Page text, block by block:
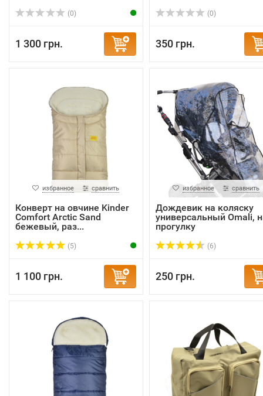
(0)
1 300 грн.
(0)
350 грн.
избранное сравнить
Конверт на овчине Kinder
Comfort Arctic Sand
бежевый, раз...
(5)
1 100 грн.
избранное сравнить
Дождевик на коляску
универсальный Omali,
прогулку
(6)
250 грн.